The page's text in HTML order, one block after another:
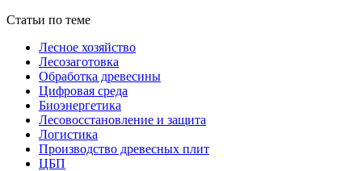
Статьи по теме
Лесное хозяйство
Лесозаготовка
Обработка древесины
Цифровая среда
Биоэнергетика
Лесовосстановление и защита
Логистика
Производство древесных плит
ЦБП